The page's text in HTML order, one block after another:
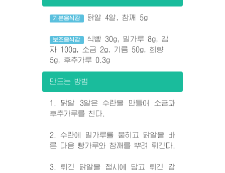
기본음식감 닭알 4알, 참깨 5g
보조음식감
식빵 30g, 밀가루 8g, 감
자 100g, 소금 2g, 기름 50g, 회향
5g, 후추가루 0.3g
만드는 방법
1. 닭알 3알은 수란을 만들어 소금과
후추가루를 친다.
2. 수란에 밀가루를 묻히고 닭알을 바
른 다음 빵가루와 참깨를 뿌려 튀긴다.
3. 튀긴 닭알을 접시에 담고 튀긴 감